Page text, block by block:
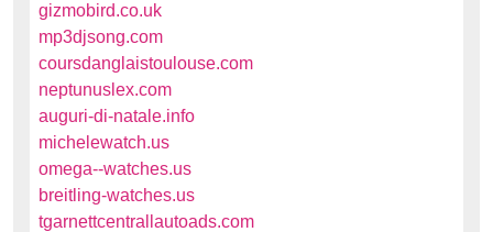
gizmobird.co.uk
mp3djsong.com
coursdanglaistoulouse.com
neptunuslex.com
auguri-di-natale.info
michelewatch.us
omega--watches.us
breitling-watches.us
tgarnettcentrallautoads.com